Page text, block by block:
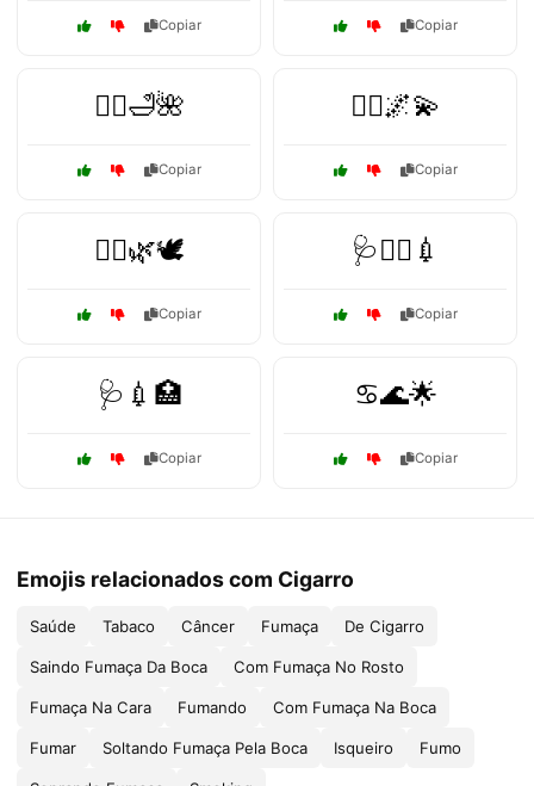
Copiar Copiar
🧖‍♂️🛁🌺
Copiar
🧘‍♀️🌌💫
Copiar
🧘‍♀️🌿🕊️
Copiar
🩺👨‍⚕️💉
Copiar
🩺💉🏥
Copiar
♋🌊🌟
Copiar
Emojis relacionados com Cigarro
Saúde Tabaco Câncer Fumaça De Cigarro
Saindo Fumaça Da Boca Com Fumaça No Rosto
Fumaça Na Cara Fumando Com Fumaça Na Boca
Fumar Soltando Fumaça Pela Boca Isqueiro Fumo